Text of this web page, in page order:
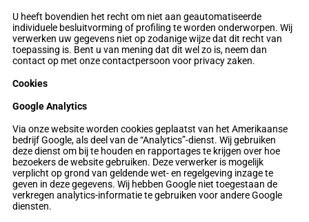
U heeft bovendien het recht om niet aan geautomatiseerde
individuele besluitvorming of profiling te worden onderworpen. Wij
verwerken uw gegevens niet op zodanige wijze dat dit recht van
toepassing is. Bent u van mening dat dit wel zo is, neem dan
contact op met onze contactpersoon voor privacy zaken.
Cookies
Google Analytics
Via onze website worden cookies geplaatst van het Amerikaanse
bedrijf Google, als deel van de “Analytics”-dienst. Wij gebruiken
deze dienst om bij te houden en rapportages te krijgen over hoe
bezoekers de website gebruiken. Deze verwerker is mogelijk
verplicht op grond van geldende wet- en regelgeving inzage te
geven in deze gegevens. Wij hebben Google niet toegestaan de
verkregen analytics-informatie te gebruiken voor andere Google
diensten.